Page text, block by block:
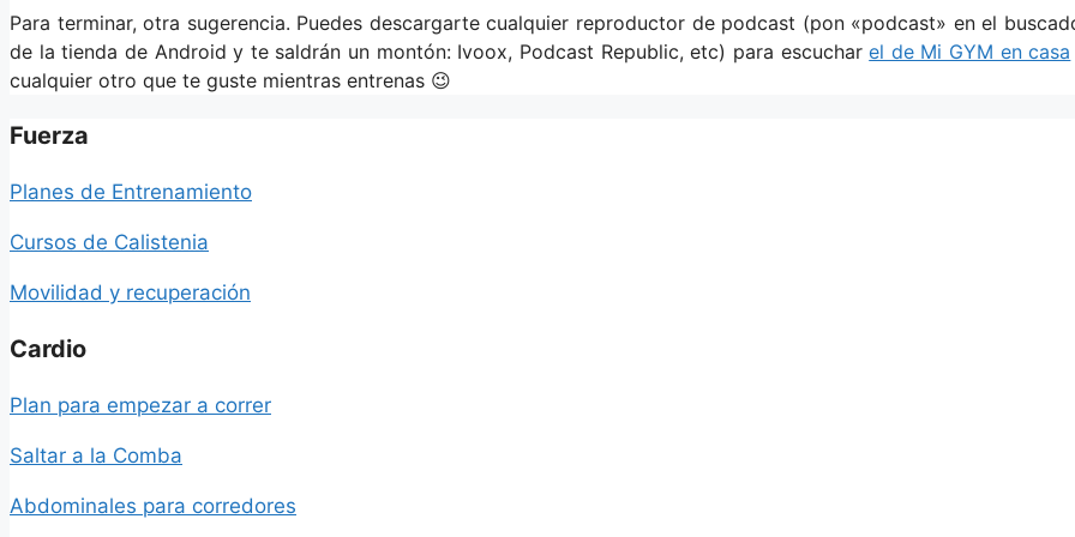
Para terminar, otra sugerencia. Puedes descargarte cualquier reproductor de podcast (pon «podcast» en el
de la tienda de Android y te saldrán un montón: Ivoox, Podcast Republic, etc) para escucharel de Mi GYM en casa
cualquier otro que te guste mientras entrenas 😉
Fuerza
Planes de Entrenamiento
Cursos de Calistenia
Movilidad y recuperación
Cardio
Plan para empezar a correr
Saltar a la Comba
Abdominales para corredores